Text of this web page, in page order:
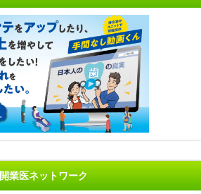
開業医ネットワーク